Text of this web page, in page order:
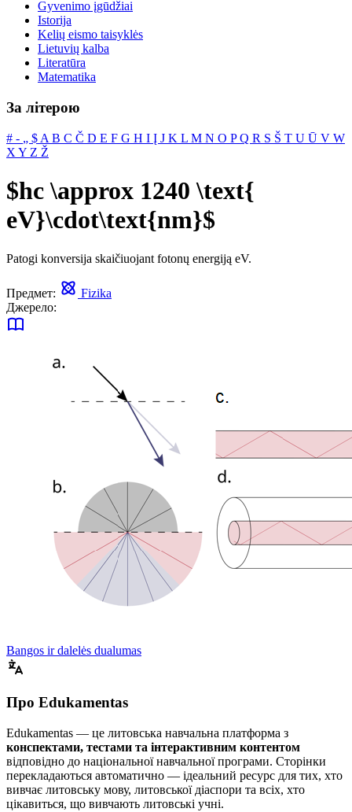
Gyvenimo įgūdžiai
Istorija
Kelių eismo taisyklės
Lietuvių kalba
Literatūra
Matematika
За літерою
# ‐ „ $ A B C Č D E F G H I Į J K L M N O PQ R S Š T U Ū V W
X Y Z Ž
$hc \approx 1240 \text{
eV}\cdot\text{nm}$
Patogi konversija skaičiuojant fotonų energiją eV.
Предмет:
Fizika
Джерело:
Bangos ir dalelės dualumas
Про Edukamentas
Edukamentas — це литовська навчальна платформа з
конспектами, тестами та інтерактивним контентом
відповідно до національної навчальної програми. Сторінки
перекладаються автоматично — ідеальний ресурс для тих, хто
вивчає литовську мову, литовської діаспори та всіх, хто
цікавиться, що вивчають литовські учні.